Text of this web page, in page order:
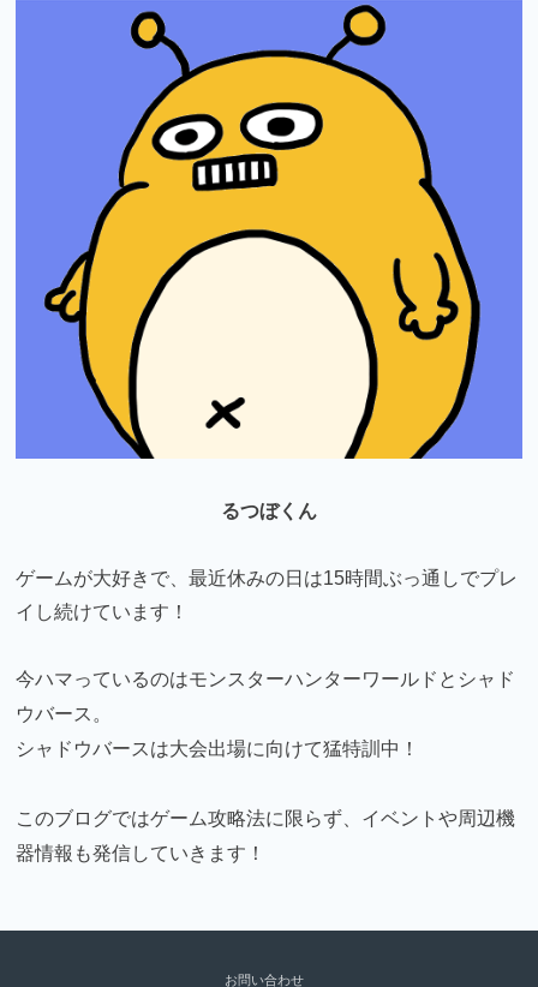
るつぼくん
ゲームが大好きで、最近休みの日は15時間ぶっ通しでプレ
イし続けています！
今ハマっているのはモンスターハンターワールドとシャド
ウバース。
シャドウバースは大会出場に向けて猛特訓中！
このブログではゲーム攻略法に限らず、イベントや周辺機
器情報も発信していきます！
お問い合わせ